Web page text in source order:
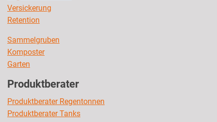
Versickerung
Retention
Sammelgruben
Komposter
Garten
Produktberater
Produktberater Regentonnen
Produktberater Tanks